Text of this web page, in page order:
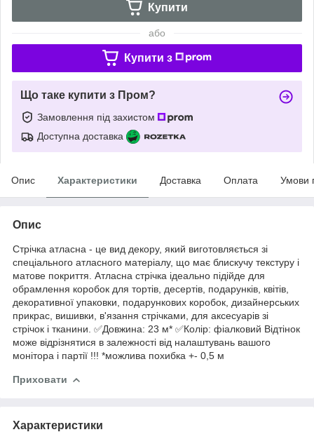
Купити
або
Купити з
Що таке купити з Пром?
Замовлення під захистом
Доступна доставка
Опис Характеристики Доставка Оплата Умови
Опис
Стрічка атласна - це вид декору, який виготовляється зі
спеціального атласного матеріалу, що має блискучу текстуру і
матове покриття. Атласна стрічка ідеально підійде для
обрамлення коробок для тортів, десертів, подарунків, квітів,
декоративної упаковки, подарункових коробок, дизайнерських
прикрас, вишивки, в'язання стрічками, для аксесуарів зі
стрічок і тканини. ✅Довжина: 23 м* ✅Колір: фіалковий Відтінок
може відрізнятися в залежності від налаштувань вашого
монітора і партії !!! *можлива похибка +- 0,5 м
Приховати
Характеристики